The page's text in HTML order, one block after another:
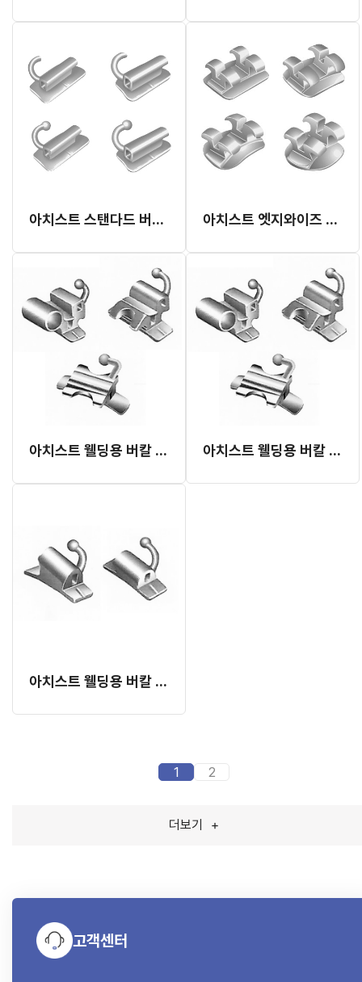
아치스트 스탠다드 버칼 튜브 아치스트 엣지와이즈 스탠다드 메탈 브라켓
아치스트 웰딩용 버칼 튜브 #6 (K-Smart) 아치스트 웰딩용 버칼 튜브 #6 (Roth)
아치스트 웰딩용 버칼 튜브 #7 (Roth， K-Smart)
1 2
더보기 +
고객센터